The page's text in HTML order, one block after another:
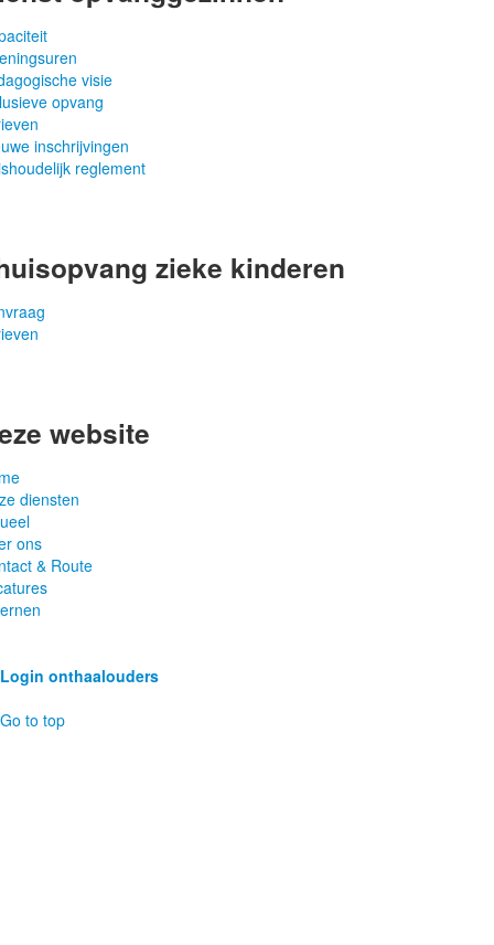
visie
opvang
inschrijvingen
reglement
zieke kinderen
website
diensten
ons
& Route
Login onthaalouders
Go to top